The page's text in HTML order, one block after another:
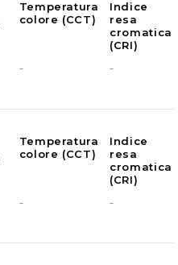
Temperatura
colore (CCT)
Indice
resa
cromatica
(CRI)
-
-
Temperatura
colore (CCT)
Indice
resa
cromatica
(CRI)
-
-